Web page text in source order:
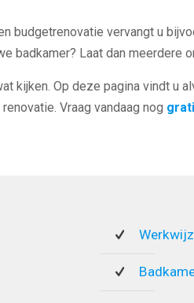
budgetrenovatie vervangt u
badkamer? Laat dan meerdere
kijken. Op deze pagina vindt u
Vraag vandaag nog